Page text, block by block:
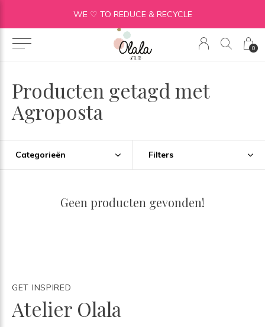
0
WE ♡ TO REDUCE & RECYCLE
Producten getagd met
Agroposta
Categorieën Filters
Geen producten gevonden!
GET INSPIRED
Atelier Olala